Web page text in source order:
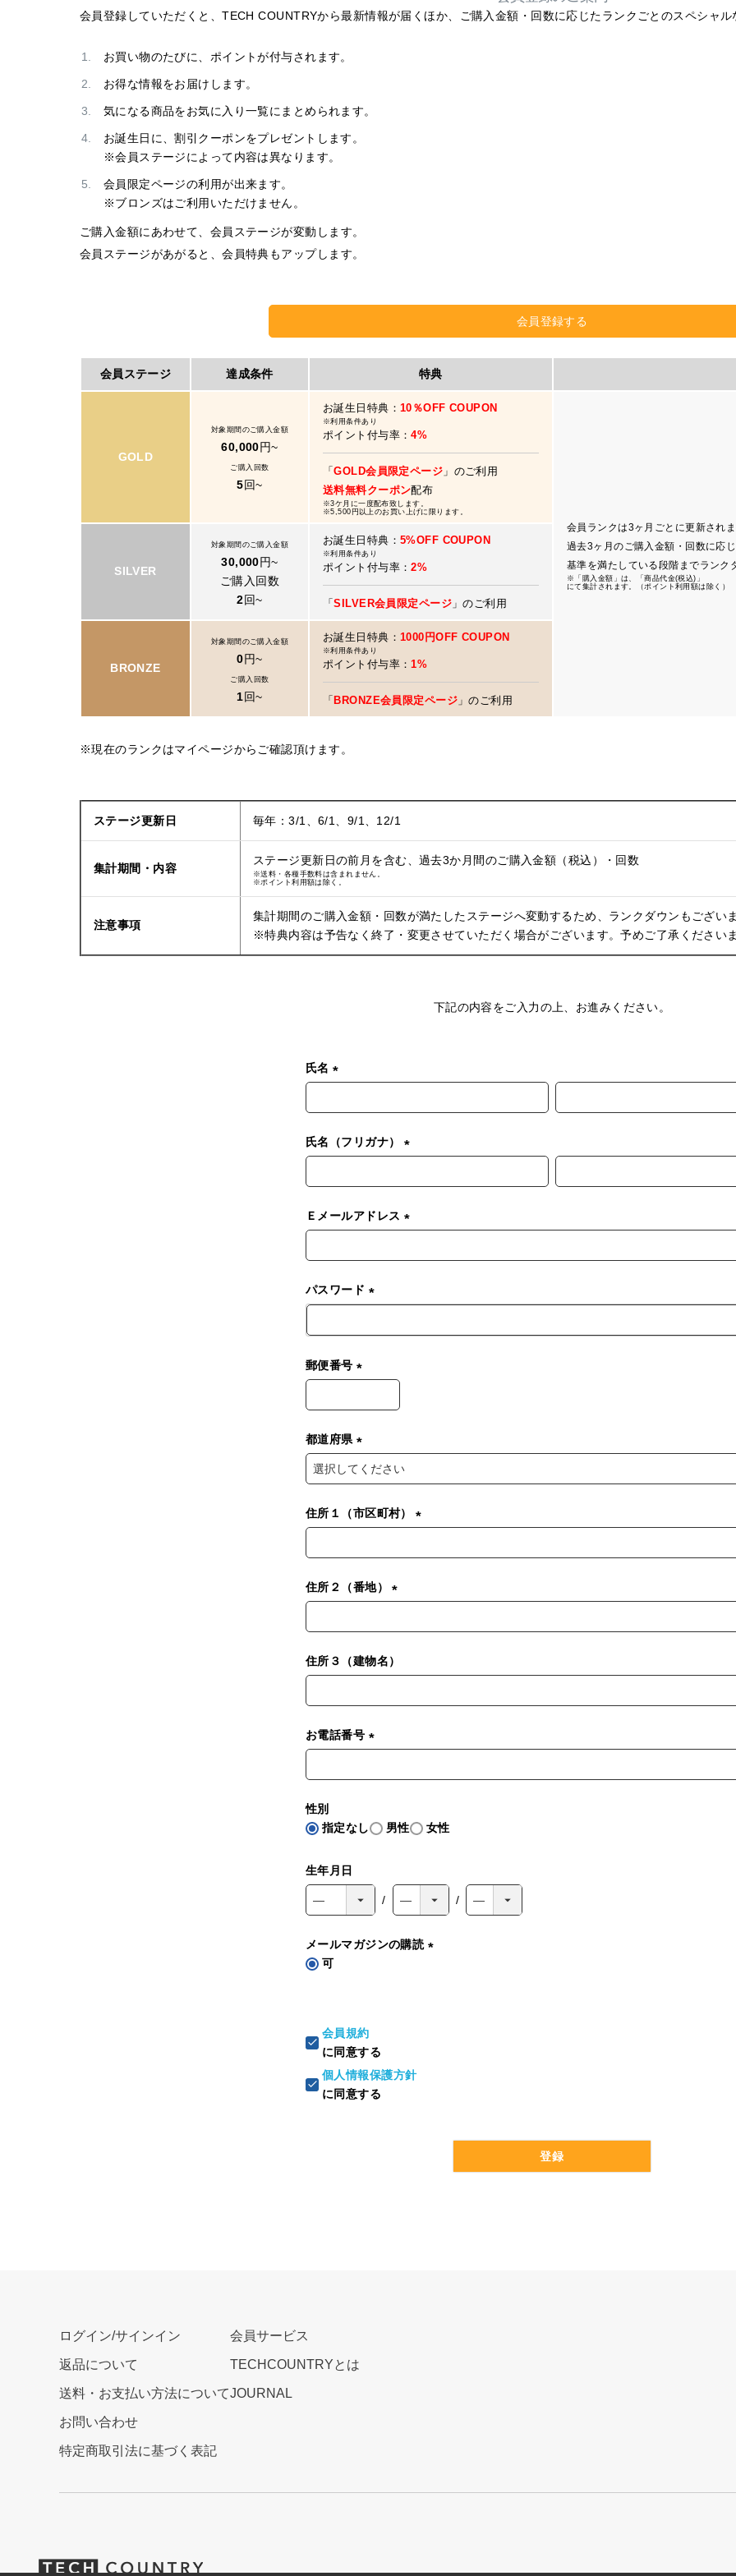
会員登録していただくと、TECH COUNTRYから最新情報が届くほか、ご購入金額・回数に応じたランクごとのスペシャル
お買い物のたびに、ポイントが付与されます。
お得な情報をお届けします。
気になる商品をお気に入り一覧にまとめられます。
お誕生日に、割引クーポンをプレゼントします。
※会員ステージによって内容は異なります。
会員限定ページの利用が出来ます。
※ブロンズはご利用いただけません。
ご購入金額にあわせて、会員ステージが変動します。
会員ステージがあがると、会員特典もアップします。
会員登録する
会員ステージ 達成条件 特典
GOLD
対象期間のご購入金額
60,000円~
ご購入回数
5回~
お誕生日特典：10％OFF COUPON
※利用条件あり
ポイント付与率：4%
「GOLD会員限定ページ 」のご利用
送料無料クーポン配布
※3ケ月に一度配布致します。
※5,500円以上のお買い上げに限ります。
会員ランクは3ヶ月ごとに更新されま
過去3ヶ月のご購入金額・回数に応じ
基準を満たしている段階までランク
※「購入金額」は、「商品代金(税込)」
にて集計されます。（ポイント利用額は除く）
SILVER
対象期間のご購入金額
30,000円~
ご購入回数
2回~
お誕生日特典：5%OFF COUPON
※利用条件あり
ポイント付与率：2%
「SILVER会員限定ページ 」のご利用
BRONZE
対象期間のご購入金額
0円~
ご購入回数
1回~
お誕生日特典：1000円OFF COUPON
※利用条件あり
ポイント付与率：1%
「 BRONZE会員限定ページ 」のご利用
※現在のランクはマイページからご確認頂けます。
ステージ更新日 毎年：3/1、6/1、9/1、12/1
集計期間・内容
ステージ更新日の前月を含む、過去3か月間のご購入金額（税込）・回数
※送料・各種手数料は含まれません。
※ポイント利用額は除く。
注意事項
集計期間のご購入金額・回数が満たしたステージへ変動するため、ランクダウンもございま
※特典内容は予告なく終了・変更させていただく場合がございます。予めご了承くださいま
下記の内容をご入力の上、お進みください。
氏名
必
)
氏名（フリガナ）
必
)
Ｅメールアドレス
必
パスワード
必
郵便番号
必
)
都道府県
(
必
)
住所１（市区町村）
必
住所２（番地）
必
)
住所３（建物名）
お電話番号
必
性別
指定なし
男性 女性
生年月日
メールマガジンの購読
可
会員規約
に同意する
個人情報保護方針
に同意する
登録
ログイン/サインイン
返品について
送料・お支払い方法について
お問い合わせ
特定商取引法に基づく表記
会員サービス
TECHCOUNTRYとは
JOURNAL